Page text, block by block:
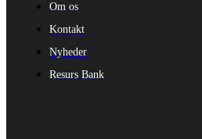
Om os
Kontakt
Nyheder
Resurs Bank